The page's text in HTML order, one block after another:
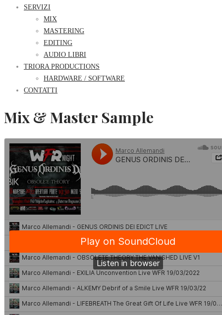
SERVIZI
MIX
MASTERING
EDITING
AUDIO LIBRI
TRIORA PRODUCTIONS
HARDWARE / SOFTWARE
CONTATTI
Mix & Master Sample